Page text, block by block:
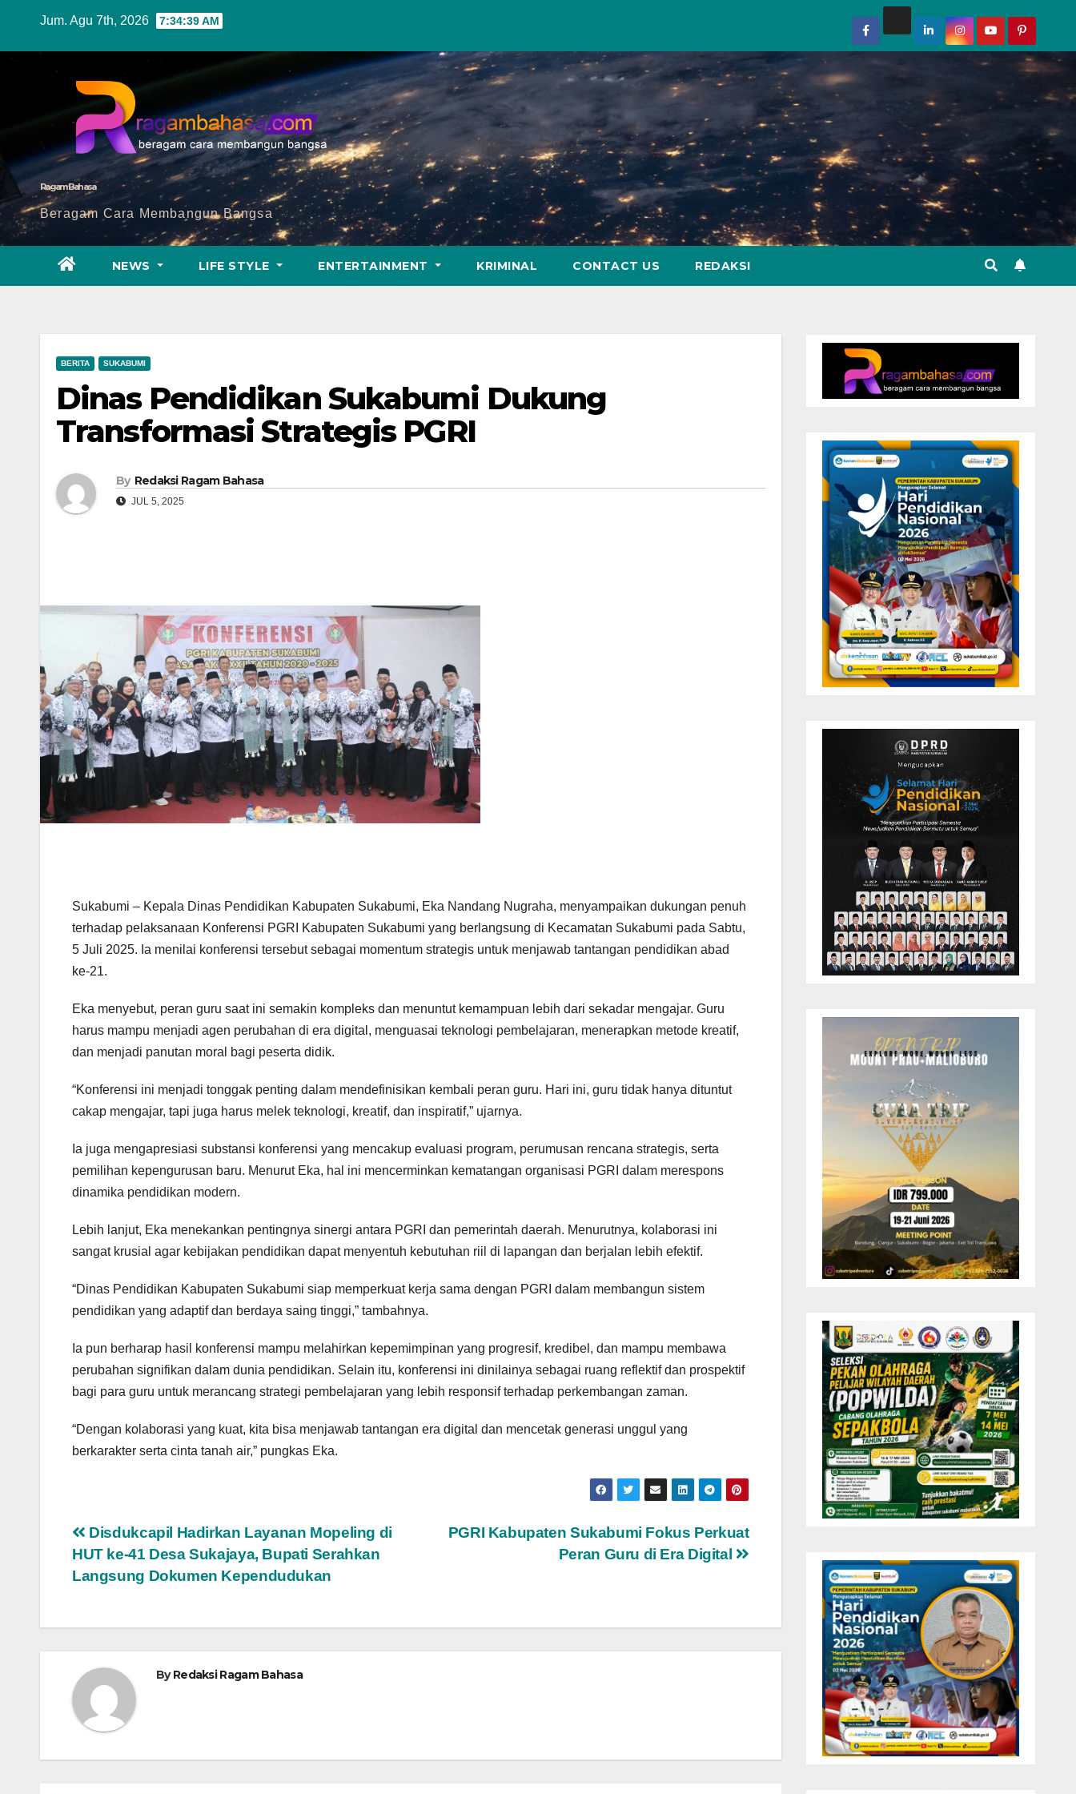
Jum. Agu 7th, 2026 7:34:41 AM
Ragam Bahasa
Beragam Cara Membangun Bangsa
NEWS LIFE STYLE ENTERTAINMENT KRIMINAL CONTACT US REDAKSI
BERITA SUKABUMI
Dinas Pendidikan Sukabumi Dukung
Transformasi Strategis PGRI
By Redaksi Ragam Bahasa
JUL 5, 2025
Sukabumi – Kepala Dinas Pendidikan Kabupaten Sukabumi, Eka Nandang Nugraha, menyampaikan dukungan penuh
terhadap pelaksanaan Konferensi PGRI Kabupaten Sukabumi yang berlangsung di Kecamatan Sukabumi pada Sabtu,
5 Juli 2025. Ia menilai konferensi tersebut sebagai momentum strategis untuk menjawab tantangan pendidikan abad
ke-21.
Eka menyebut, peran guru saat ini semakin kompleks dan menuntut kemampuan lebih dari sekadar mengajar. Guru
harus mampu menjadi agen perubahan di era digital, menguasai teknologi pembelajaran, menerapkan metode kreatif,
dan menjadi panutan moral bagi peserta didik.
“Konferensi ini menjadi tonggak penting dalam mendefinisikan kembali peran guru. Hari ini, guru tidak hanya dituntut
cakap mengajar, tapi juga harus melek teknologi, kreatif, dan inspiratif,” ujarnya.
Ia juga mengapresiasi substansi konferensi yang mencakup evaluasi program, perumusan rencana strategis, serta
pemilihan kepengurusan baru. Menurut Eka, hal ini mencerminkan kematangan organisasi PGRI dalam merespons
dinamika pendidikan modern.
Lebih lanjut, Eka menekankan pentingnya sinergi antara PGRI dan pemerintah daerah. Menurutnya, kolaborasi ini
sangat krusial agar kebijakan pendidikan dapat menyentuh kebutuhan riil di lapangan dan berjalan lebih efektif.
“Dinas Pendidikan Kabupaten Sukabumi siap memperkuat kerja sama dengan PGRI dalam membangun sistem
pendidikan yang adaptif dan berdaya saing tinggi,” tambahnya.
Ia pun berharap hasil konferensi mampu melahirkan kepemimpinan yang progresif, kredibel, dan mampu membawa
perubahan signifikan dalam dunia pendidikan. Selain itu, konferensi ini dinilainya sebagai ruang reflektif dan prospektif
bagi para guru untuk merancang strategi pembelajaran yang lebih responsif terhadap perkembangan zaman.
“Dengan kolaborasi yang kuat, kita bisa menjawab tantangan era digital dan mencetak generasi unggul yang
berkarakter serta cinta tanah air,” pungkas Eka.
Navigasi
pos
PGRI Kabupaten Sukabumi Fokus Perkuat
Peran Guru di Era Digital
Disdukcapil Hadirkan Layanan Mopeling di
HUT ke-41 Desa Sukajaya, Bupati Serahkan
Langsung Dokumen Kependudukan
ByRedaksi Ragam Bahasa